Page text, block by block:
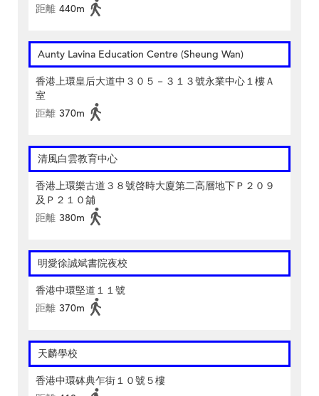
距離 440m
Aunty Lavina Education Centre (Sheung Wan)
香港上環皇后大道中３０５－３１３號永業中心１樓Ａ
室
距離 370m
清風白雲教育中心
香港上環樂古道３８號啓時大廈第二高層地下Ｐ２０９
及Ｐ２１０舖
距離 380m
明愛徐誠斌書院夜校
香港中環堅道１１號
距離 370m
天麟學校
香港中環砵典乍街１０號５樓